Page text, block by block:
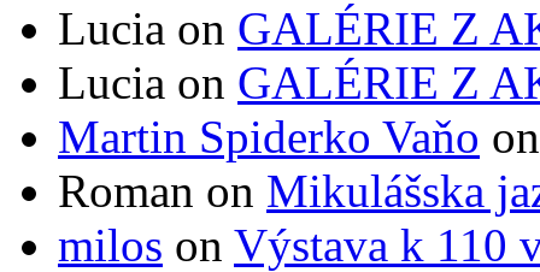
Lucia on GALÉRIE Z
Lucia on GALÉRIE Z
Martin Spiderko Vaňo
Roman on Mikulášska
milos on Výstava k 110